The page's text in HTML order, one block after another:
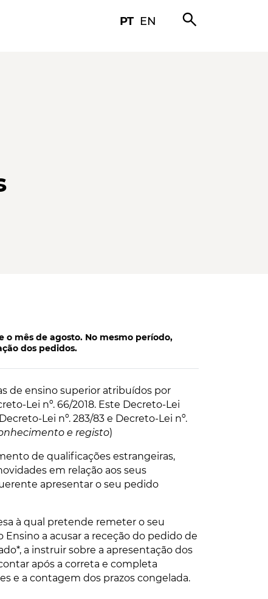
PT EN search
mês de agosto. No mesmo período,
dos pedidos.
de ensino superior atribuídos por
Lei nº. 66/2018. Este Decreto-Lei
Lei nº. 283/83 e Decreto-Lei nº.
e registo)
de qualificações estrangeiras,
em relação aos seus
apresentar o seu pedido
à qual pretende remeter o seu
a acusar a receção do pedido de
a instruir sobre a apresentação dos
após a correta e completa
e a contagem dos prazos congelada.